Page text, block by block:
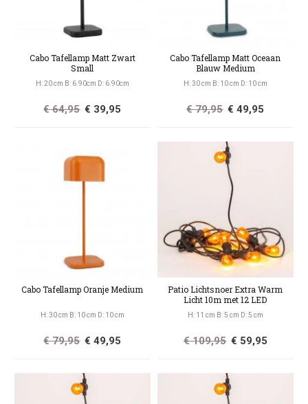
Cabo Tafellamp Matt Zwart
Small
H: 20 cm B: 6.90cm D: 6.90cm
€ 39,95
€ 64,95
Cabo Tafellamp Matt Oceaan
Blauw Medium
H: 30 cm B: 10 cm D: 10 cm
€ 49,95
€ 79,95
Cabo Tafellamp Oranje Medium
H: 30 cm B: 10 cm D: 10 cm
€ 49,95
€ 79,95
Patio Lichtsnoer Extra Warm
Licht 10m met 12 LED
H: 11 cm B: 5 cm D: 5 cm
€ 59,95
€ 109,95